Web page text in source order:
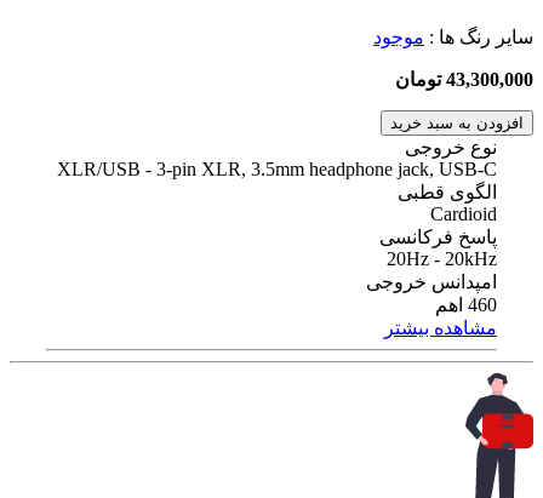
سایر رنگ ها : موجود
43,300,000 تومان
افزودن به سبد خرید
نوع خروجی
XLR/USB - 3-pin XLR, 3.5mm headphone jack, USB-C
الگوی قطبی
Cardioid
پاسخ فرکانسی
20Hz - 20kHz
امپدانس خروجی
460 اهم
مشاهده بیشتر